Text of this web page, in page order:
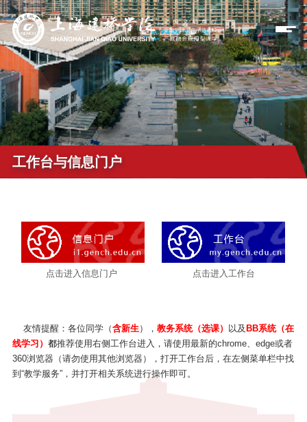
工作台与信息门户
点击进入信息门户 点击进入工作台
友情提醒：各位同学（含新生）， 教务系统（选课） 以及 BB系统（在
线学习） 都推荐使用右侧工作台进入，请使用最新的chrome、edge或者
360浏览器（请勿使用其他浏览器），打开工作台后，在左侧菜单栏中找
到“教学服务”，并打开相关系统进行操作即可。